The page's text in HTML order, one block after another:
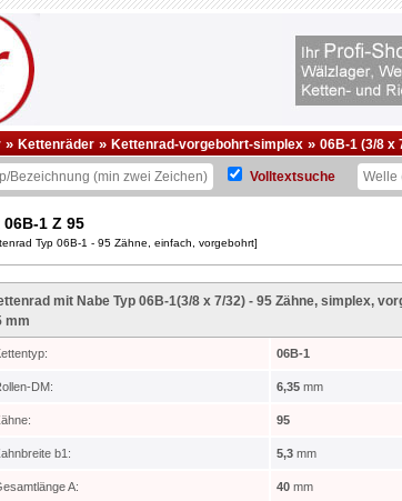
» Kettenräder » Kettenrad-vorgebohrt-simplex » 06B-1 (3/8 x
Volltextsuche
06B-1 Z 95
Typ 06B-1 - 95 Zähne, einfach, vorgebohrt]
mit Nabe Typ 06B-1(3/8 x 7/32) - 95 Zähne, simplex,
mm
06B-1
DM: 6,35 mm
95
b1: 5,3 mm
A: 40 mm